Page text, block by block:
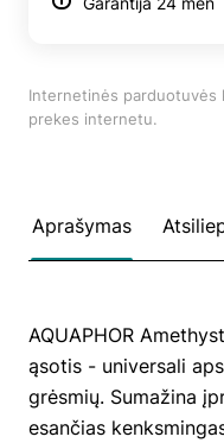
Internetinės parduotuvės
prekes internetu.
Aprašymas
AQUAPHOR
ąsotis - universali
grėsmių. Sumažina
esančias